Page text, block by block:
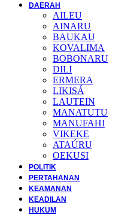
DAERAH
AILEU
AINARU
BAUKAU
KOVALIMA
BOBONARU
DILI
ERMERA
LIKISÁ
LAUTEIN
MANATUTU
MANUFAHI
VIKEKE
ATAÚRU
OEKUSI
POLITIK
PERTAHANAN
KEAMANAN
KEADILAN
HUKUM